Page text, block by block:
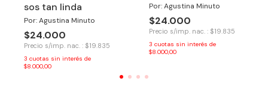
sos tan linda
Por: Agustina Minuto
$24.000
Precio s/imp. nac. : $19.835
3 cuotas sin interés de
$8.000,00
Por: Agustina Minuto
$24.000
Precio s/imp. nac. : $19.835
3 cuotas sin interés de
$8.000,00